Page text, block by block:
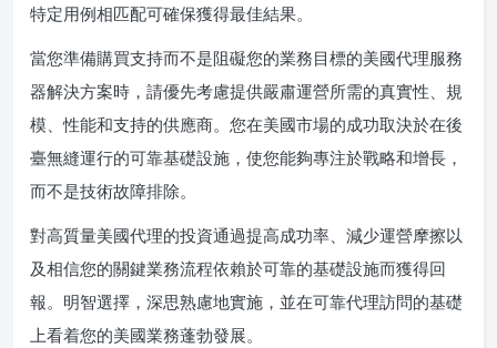
特定用例相匹配可確保獲得最佳結果。
當您準備購買支持而不是阻礙您的業務目標的美國代理服務
器解決方案時，請優先考慮提供嚴肅運營所需的真實性、規
模、性能和支持的供應商。您在美國市場的成功取決於在後
臺無縫運行的可靠基礎設施，使您能夠專注於戰略和增長，
而不是技術故障排除。
對高質量美國代理的投資通過提高成功率、減少運營摩擦以
及相信您的關鍵業務流程依賴於可靠的基礎設施而獲得回
報。明智選擇，深思熟慮地實施，並在可靠代理訪問的基礎
上看着您的美國業務蓬勃發展。